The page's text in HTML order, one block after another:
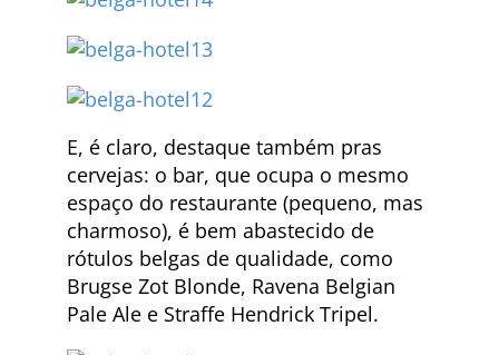
E, é claro, destaque também pras
cervejas: o bar, que ocupa o mesmo
espaço do restaurante (pequeno, mas
charmoso), é bem abastecido de
rótulos belgas de qualidade, como
Brugse Zot Blonde, Ravena Belgian
Pale Ale e Straffe Hendrick Tripel.